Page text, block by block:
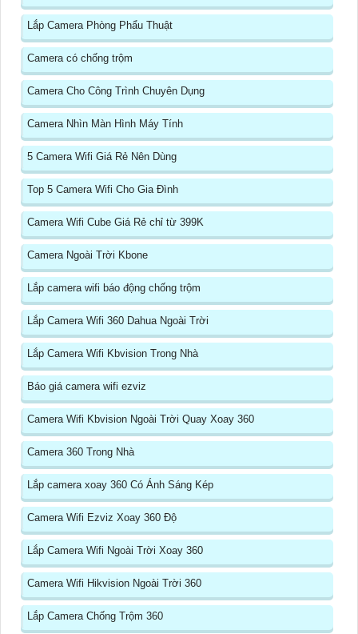
Lắp Camera Phòng Phẩu Thuật
Camera có chống trộm
Camera Cho Công Trình Chuyên Dụng
Camera Nhìn Màn Hình Máy Tính
5 Camera Wifi Giá Rẻ Nên Dùng
Top 5 Camera Wifi Cho Gia Đình
Camera Wifi Cube Giá Rẻ chỉ từ 399K
Camera Ngoài Trời Kbone
Lắp camera wifi báo động chống trộm
Lắp Camera Wifi 360 Dahua Ngoài Trời
Lắp Camera Wifi Kbvision Trong Nhà
Báo giá camera wifi ezviz
Camera Wifi Kbvision Ngoài Trời Quay Xoay 360
Camera 360 Trong Nhà
Lắp camera xoay 360 Có Ánh Sáng Kép
Camera Wifi Ezviz Xoay 360 Độ
Lắp Camera Wifi Ngoài Trời Xoay 360
Camera Wifi Hikvision Ngoài Trời 360
Lắp Camera Chống Trộm 360